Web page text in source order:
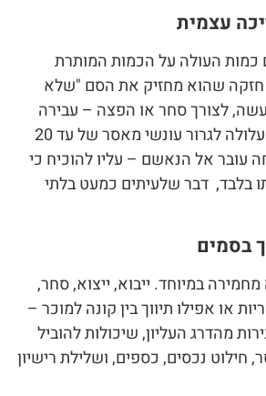
עצמית
העולה על הכמות המותרת
חזקה שהוא מחזיק את הסם "שלא
לצורך סחר או הפצה – עבירה
חמורה בהרבה, אשר עלולה לגרור עונשי מאסר של עד 20
עובר אל הנאשם – עליו להוכיח כי
בלבד, דבר שלעיתים כמעט בלתי
בסמים
במיוחד. ייבוא, ייצוא, סחר,
או אפילו תיווך בין קונה למוכר –
מהדרג העליון, שיכולות להוביל
חילוט נכסים, כספים, ושלילת רישיון